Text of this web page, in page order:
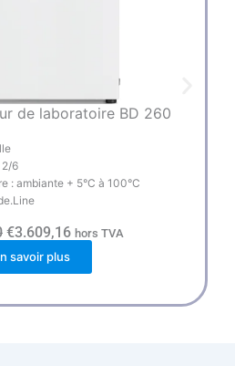
de laboratoire BD 260
2/6
: ambiante + 5°C à 100°C
L
e
p
r
x
€3.609,16L
e
r
x
hors TVA
savoir plus